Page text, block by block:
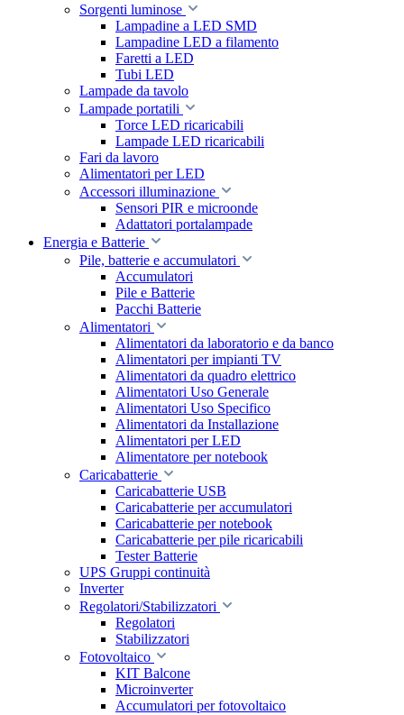
Sorgenti luminose
Lampadine a LED SMD
Lampadine LED a filamento
Faretti a LED
Tubi LED
Lampade da tavolo
Lampade portatili
Torce LED ricaricabili
Lampade LED ricaricabili
Fari da lavoro
Alimentatori per LED
Accessori illuminazione
Sensori PIR e microonde
Adattatori portalampade
Energia e Batterie
Pile, batterie e accumulatori
Accumulatori
Pile e Batterie
Pacchi Batterie
Alimentatori
Alimentatori da laboratorio e da banco
Alimentatori per impianti TV
Alimentatori da quadro elettrico
Alimentatori Uso Generale
Alimentatori Uso Specifico
Alimentatori da Installazione
Alimentatori per LED
Alimentatore per notebook
Caricabatterie
Caricabatterie USB
Caricabatterie per accumulatori
Caricabatterie per notebook
Caricabatterie per pile ricaricabili
Tester Batterie
UPS Gruppi continuità
Inverter
Regolatori/Stabilizzatori
Regolatori
Stabilizzatori
Fotovoltaico
KIT Balcone
Microinverter
Accumulatori per fotovoltaico